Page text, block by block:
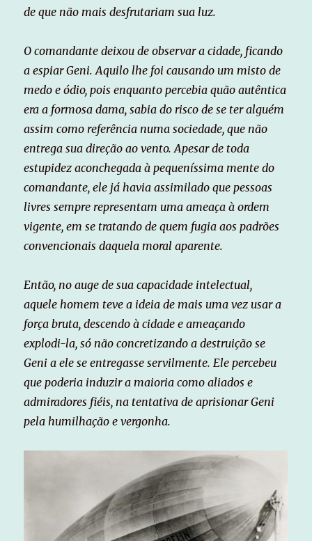
de que não mais desfrutariam sua luz.
O comandante deixou de observar a cidade, ficando
a espiar Geni. Aquilo lhe foi causando um misto de
medo e ódio, pois enquanto percebia quão autêntica
era a formosa dama, sabia do risco de se ter alguém
assim como referência numa sociedade, que não
entrega sua direção ao vento. Apesar de toda
estupidez aconchegada à pequeníssima mente do
comandante, ele já havia assimilado que pessoas
livres sempre representam uma ameaça à ordem
vigente, em se tratando de quem fugia aos padrões
convencionais daquela moral aparente.
Então, no auge de sua capacidade intelectual,
aquele homem teve a ideia de mais uma vez usar a
força bruta, descendo à cidade e ameaçando
explodi-la, só não concretizando a destruição se
Geni a ele se entregasse servilmente. Ele percebeu
que poderia induzir a maioria como aliados e
admiradores fiéis, na tentativa de aprisionar Geni
pela humilhação e vergonha.